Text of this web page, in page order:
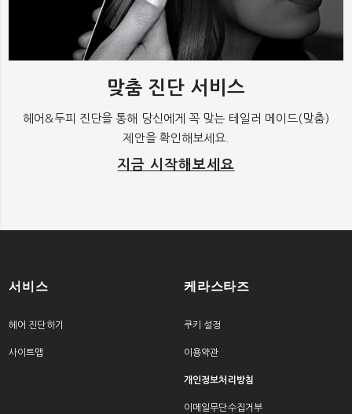
맞춤 진단 서비스
헤어&두피 진단을 통해 당신에게 꼭 맞는 테일러 메이드(맞춤)
제안을 확인해보세요.
지금 시작해보세요
서비스
헤어 진단하기
사이트맵
케라스타즈
쿠키 설정
이용약관
개인정보처리방침
이메일무단수집거부